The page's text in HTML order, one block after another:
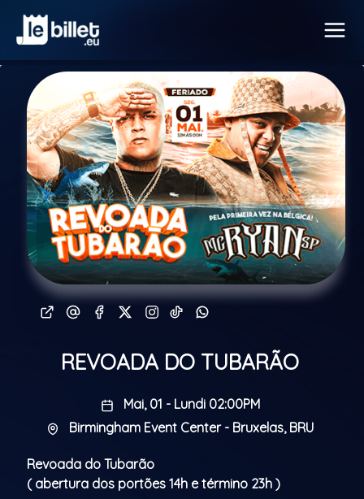
REVOADA DO TUBARÃO
Mai, 01 - Lundi 02:00PM
Birmingham Event Center - Bruxelas, BRU
Revoada do Tubarão
( abertura dos portões 14h e término 23h )